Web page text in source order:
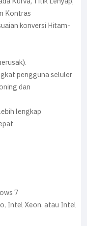
Kontras
konversi Hitam-
pengguna seluler
dan
lengkap
7
Intel Xeon, atau Intel